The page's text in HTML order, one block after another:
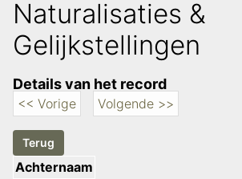
Naturalisaties &
Gelijkstellingen
Details van het record
<< Vorige Volgende >>
Achternaam